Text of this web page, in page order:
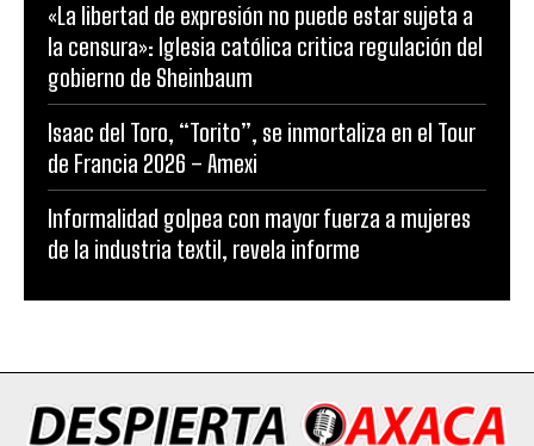
«La libertad de expresión no puede estar sujeta a
la censura»: Iglesia católica critica regulación del
gobierno de Sheinbaum
Isaac del Toro, “Torito”, se inmortaliza en el Tour
de Francia 2026 – Amexi
Informalidad golpea con mayor fuerza a mujeres
de la industria textil, revela informe